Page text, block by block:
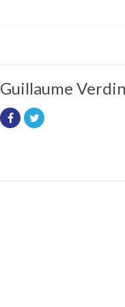
Guillaume